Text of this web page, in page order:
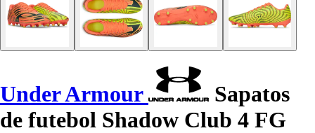
Under Armour
Sapatos
de futebol Shadow Club 4 FG